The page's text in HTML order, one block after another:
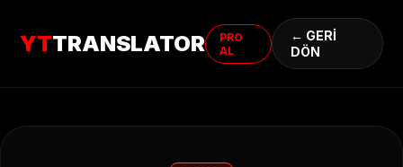
YTTRANSLATOR
PRO
AL
← GERİ
DÖN